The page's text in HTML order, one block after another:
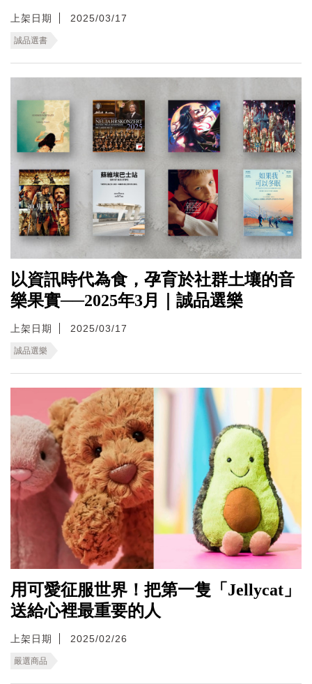
上架日期 2025/03/17
誠品選書
以資訊時代為食，孕育於社群土壤的音
樂果實──2025年3月｜誠品選樂
上架日期 2025/03/17
誠品選樂
用可愛征服世界！把第一隻「Jellycat」
送給心裡最重要的人
上架日期 2025/02/26
嚴選商品